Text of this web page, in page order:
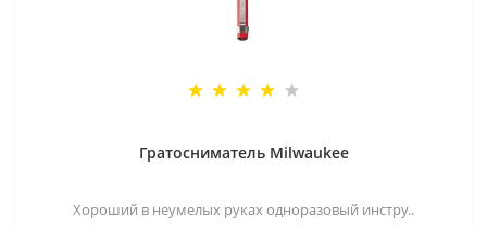
Гратосниматель Milwaukee
Хороший в неумелых руках одноразовый инстру..